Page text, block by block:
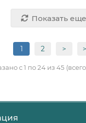
Показать еще
1 2 >
с 1 по 24 из 45